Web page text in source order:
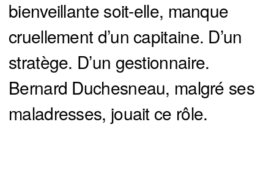
bienveillante soit-elle, manque
cruellement d’un capitaine. D’un
stratège. D’un gestionnaire.
Bernard Duchesneau, malgré ses
maladresses, jouait ce rôle.